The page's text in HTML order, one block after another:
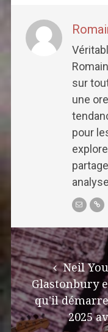
sur
une
pour
Post
navigation
Neil
Glastonbury
qu'il
2025